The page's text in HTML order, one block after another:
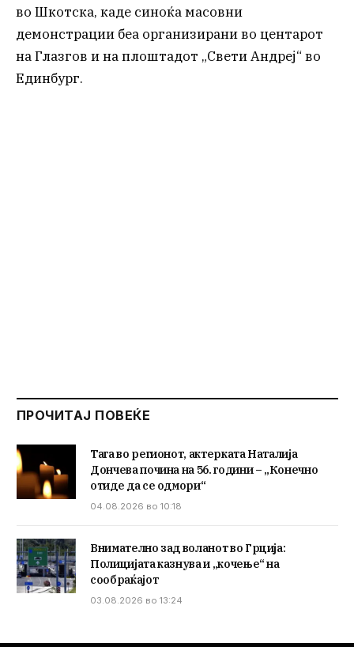
во Шкотска, каде синоќа масовни
демонстрации беа организирани во центарот
на Глазгов и на плоштадот „Свети Андреј“ во
Единбург.
ПРОЧИТАЈ ПОВЕЌЕ
Тага во регионот, актерката Наталија
Дончева почина на 56. години – „Конечно
отиде да се одмори“
04.08.2026 во 10:18
Внимателно зад воланот во Грција:
Полицијата казнува и „кочење“ на
сообраќајот
03.08.2026 во 13:24